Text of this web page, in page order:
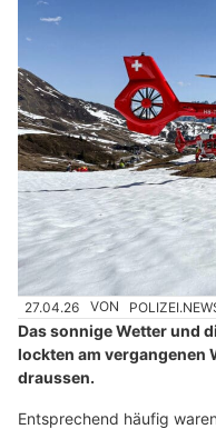
27.04.26 VON
Das sonnige Wetter und
lockten am vergangenen
draussen.
Entsprechend häufig